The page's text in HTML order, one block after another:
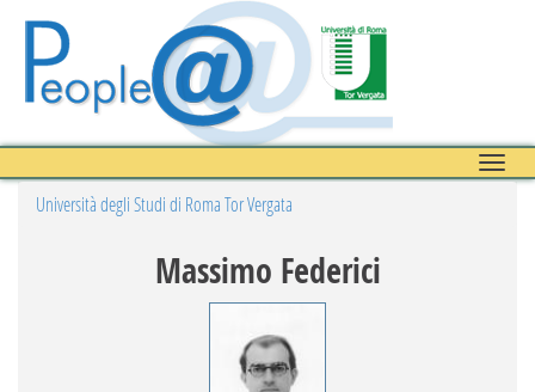
Toggle
Università degli Studi di Roma Tor Vergata
Massimo Federici